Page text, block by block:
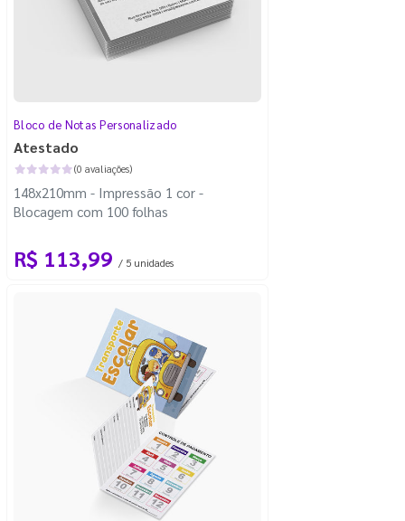
Bloco de Notas Personalizado
Atestado
(0 avaliações)
148x210mm - Impressão 1 cor -
Blocagem com 100 folhas
R$ 113,99 / 5 unidades